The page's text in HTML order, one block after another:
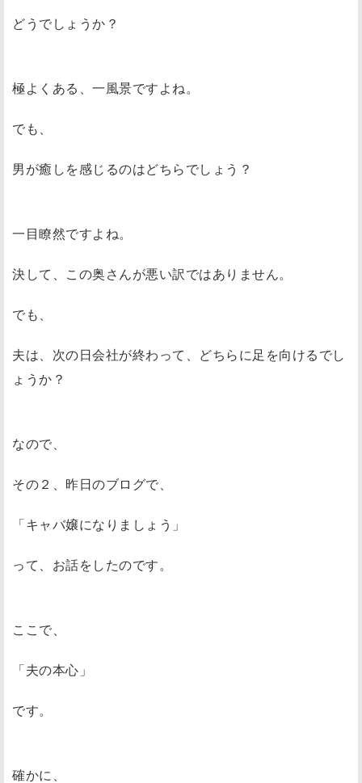
どうでしょうか？
極よくある、一風景ですよね。
でも、
男が癒しを感じるのはどちらでしょう？
一目瞭然ですよね。
決して、この奥さんが悪い訳ではありません。
でも、
夫は、次の日会社が終わって、どちらに足を向けるでし
ょうか？
なので、
その２、昨日のブログで、
「キャバ嬢になりましょう」
って、お話をしたのです。
ここで、
「夫の本心」
です。
確かに、